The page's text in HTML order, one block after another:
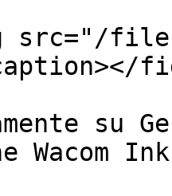
src="/files/
su
Wacom